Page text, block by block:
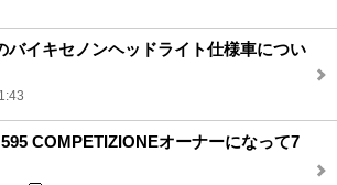
バイキセノンヘッドライト仕様車につい
COMPETIZIONEオーナーになって7